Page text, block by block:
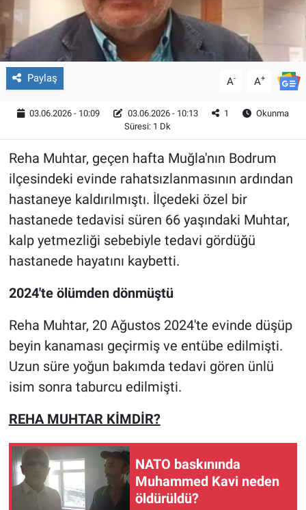
Paylaş A- A+
03.06.2026 - 10:09 03.06.2026 - 10:13 1
Okunma
Süresi: 1 Dk
Reha Muhtar, geçen hafta Muğla'nın Bodrum
ilçesindeki evinde rahatsızlanmasının ardından
hastaneye kaldırılmıştı. İlçedeki özel bir
hastanede tedavisi süren 66 yaşındaki Muhtar,
kalp yetmezliği sebebiyle tedavi gördüğü
hastanede hayatını kaybetti.
2024'te ölümden dönmüştü
Reha Muhtar, 20 Ağustos 2024'te evinde düşüp
beyin kanaması geçirmiş ve entübe edilmişti.
Uzun süre yoğun bakımda tedavi gören ünlü
isim sonra taburcu edilmişti.
REHA MUHTAR KİMDİR?
NATO baskınında
Muhammed Kavi neden
öldürüldü?